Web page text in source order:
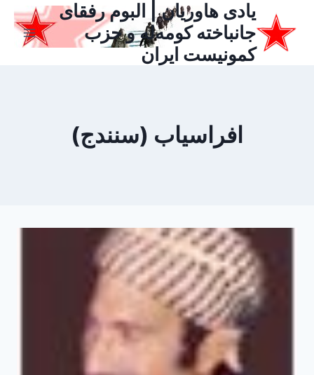
محتوا
یادی هاوریان | البوم رفقای
جانباخته کومه‌له و حزب
کمونیست ایران
افراسیاب (سنندج)